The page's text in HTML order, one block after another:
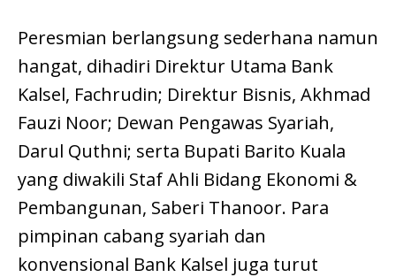
Peresmian berlangsung sederhana namun
hangat, dihadiri Direktur Utama Bank
Kalsel, Fachrudin; Direktur Bisnis, Akhmad
Fauzi Noor; Dewan Pengawas Syariah,
Darul Quthni; serta Bupati Barito Kuala
yang diwakili Staf Ahli Bidang Ekonomi &
Pembangunan, Saberi Thanoor. Para
pimpinan cabang syariah dan
konvensional Bank Kalsel juga turut